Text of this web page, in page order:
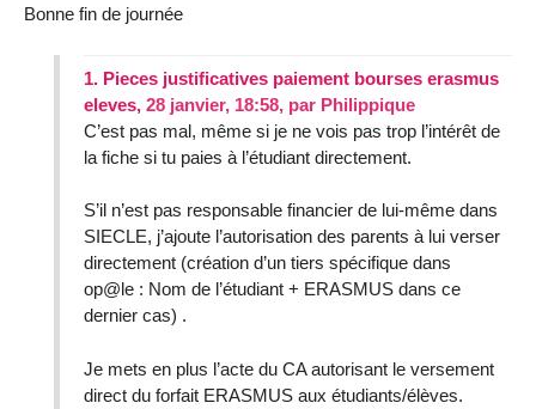
Bonne fin de journée
1. Pieces justificatives paiement bourses erasmus
eleves, 28 janvier, 18:58, par Philippique
C’est pas mal, même si je ne vois pas trop l’intérêt de
la fiche si tu paies à l’étudiant directement.
S’il n’est pas responsable financier de lui-même dans
SIECLE, j’ajoute l’autorisation des parents à lui verser
directement (création d’un tiers spécifique dans
op@le : Nom de l’étudiant + ERASMUS dans ce
dernier cas) .
Je mets en plus l’acte du CA autorisant le versement
direct du forfait ERASMUS aux étudiants/élèves.